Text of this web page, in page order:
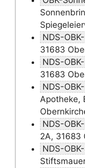
NDS-
31683
NDS-
31683
NDS-
Apotheke,
NDS-
2A, 31683
NDS-